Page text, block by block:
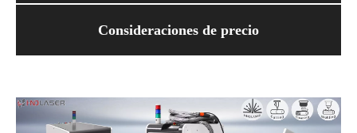
Consideraciones de precio